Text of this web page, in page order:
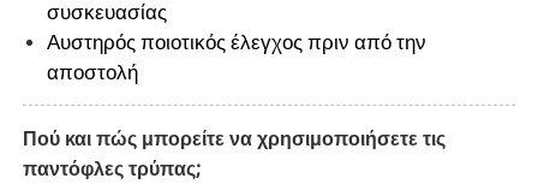
συσκευασίας
Αυστηρός ποιοτικός έλεγχος πριν από την
αποστολή
Πού και πώς μπορείτε να χρησιμοποιήσετε τις
παντόφλες τρύπας;